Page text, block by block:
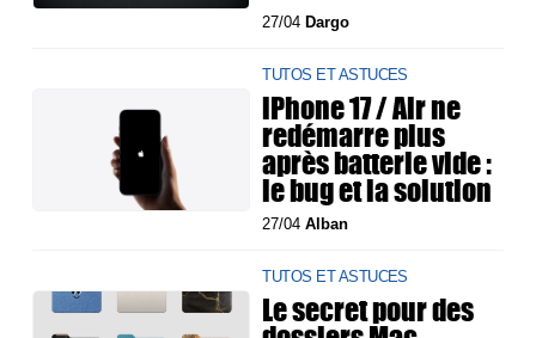
27/04 Dargo
TUTOS ET ASTUCES
iPhone 17 / Air ne
redémarre plus
après batterie vide :
le bug et la solution
27/04Alban
TUTOS ET ASTUCES
Le secret pour des